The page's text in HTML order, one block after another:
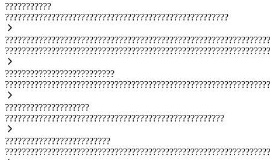
???????????
?????????????????????????????????????????????????????
??????????????????????????
????????????????????
????????????????????????????????????????????????????
?????????????????????????